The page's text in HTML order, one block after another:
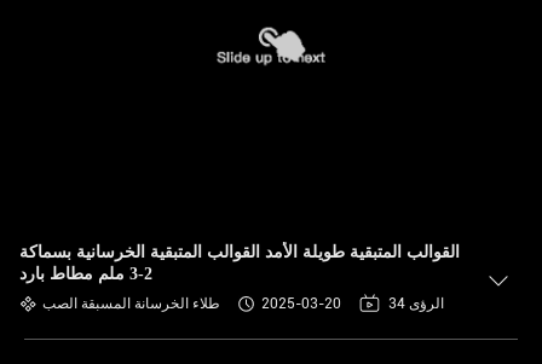
القوالب المتبقية طويلة الأمد القوالب المتبقية الخرسانية بسماكة
2-3 ملم مطاط بارد
طلاء الخرسانة المسبقة الصب 2025-03-20 34 الرؤى